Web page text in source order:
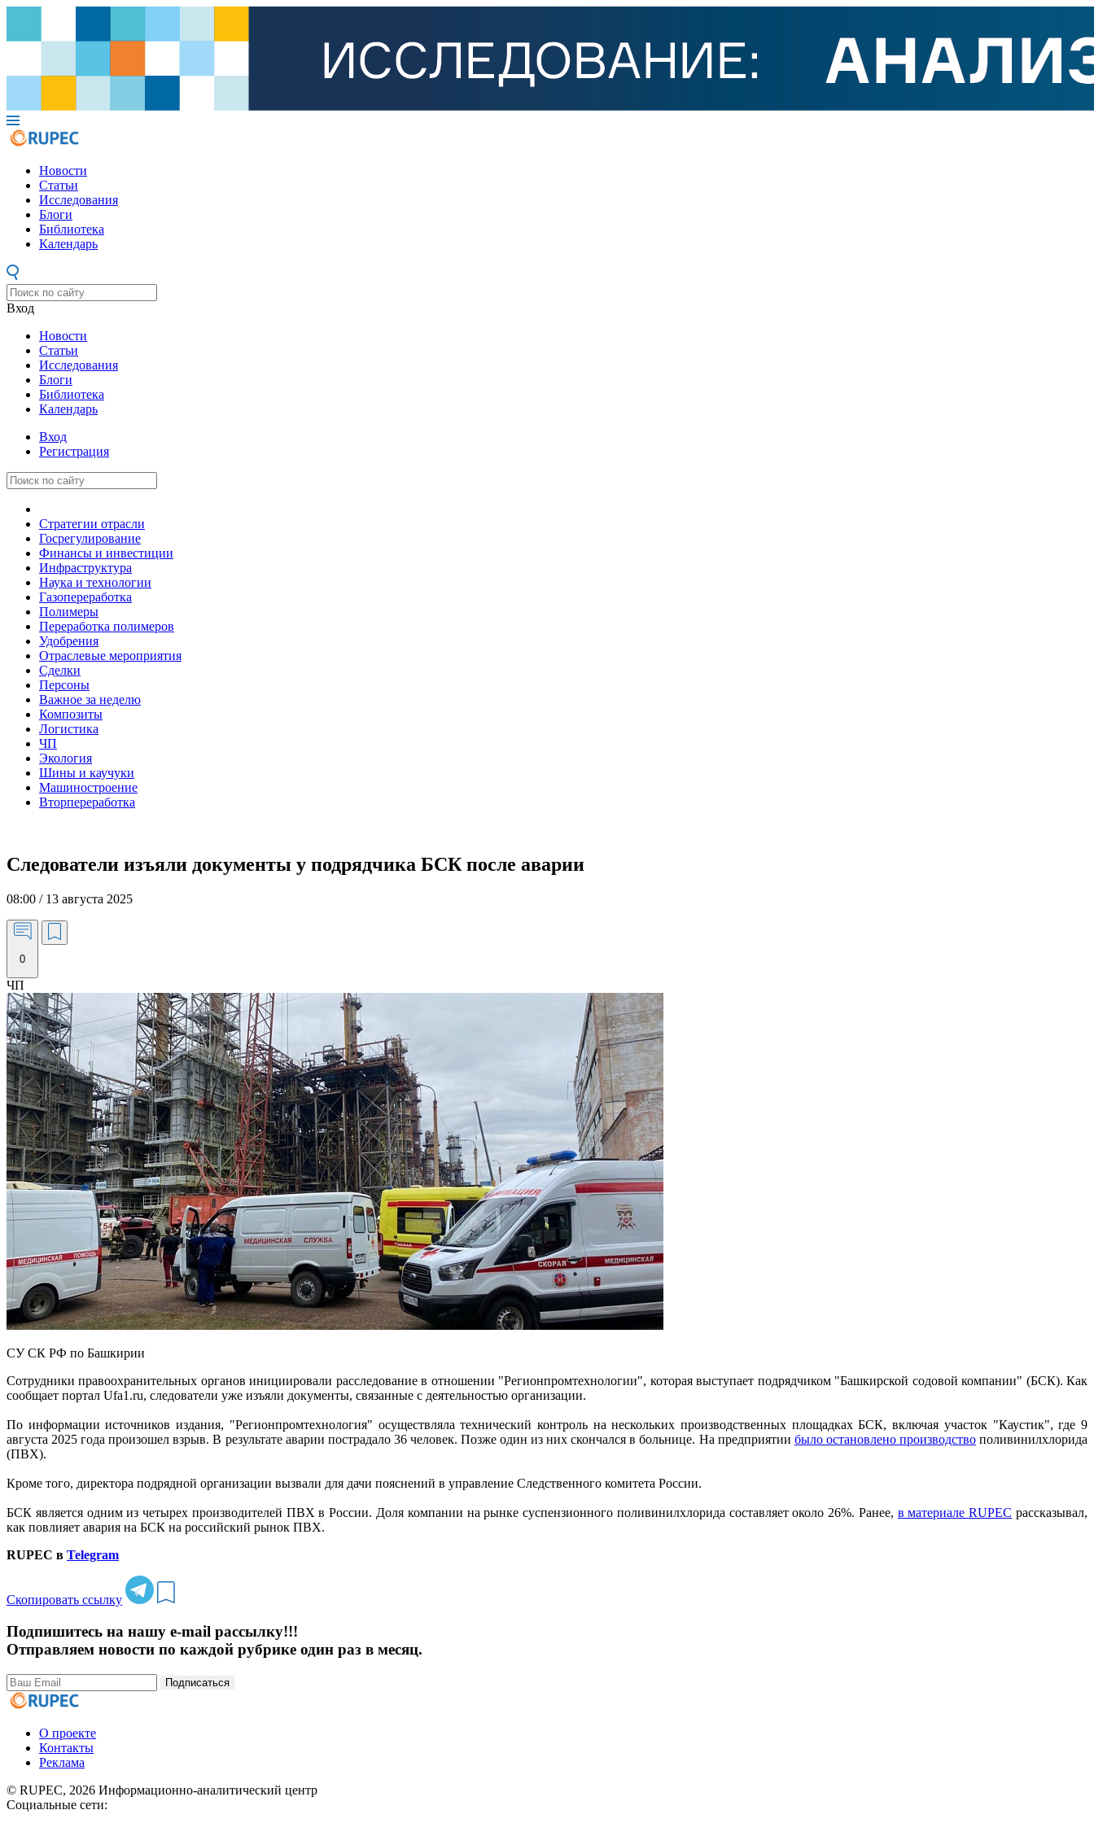
Новости
Статьи
Исследования
Блоги
Библиотека
Календарь
Вход
Новости
Статьи
Исследования
Блоги
Библиотека
Календарь
Вход
Регистрация
Стратегии отрасли
Госрегулирование
Финансы и инвестиции
Инфраструктура
Наука и технологии
Газопереработка
Полимеры
Переработка полимеров
Удобрения
Отраслевые мероприятия
Сделки
Персоны
Важное за неделю
Композиты
Логистика
ЧП
Экология
Шины и каучуки
Машиностроение
Вторпереработка
Следователи изъяли документы у подрядчика БСК после аварии
08:00 / 13 августа 2025
0
СУ СК РФ по Башкирии
Сотрудники правоохранительных органов инициировали расследование в отношении "Регионпромтехнологии", которая выступает подрядчиком "Башкирской содовой компании" (БСК). Как
сообщает портал Ufa1.ru, следователи уже изъяли документы, связанные с деятельностью организации.
По информации источников издания, "Регионпромтехнология" осуществляла технический контроль на нескольких производственных площадках БСК, включая участок "Каустик", где 9
августа 2025 года произошел взрыв. В результате аварии пострадало 36 человек. Позже один из них скончался в больнице. На предприятии было остановлено производствополивинилхлорида
(ПВХ).
Кроме того, директора подрядной организации вызвали для дачи пояснений в управление Следственного комитета России.
БСК является одним из четырех производителей ПВХ в России. Доля компании на рынке суспензионного поливинилхлорида составляет около 26%. Ранее, в материале RUPEC рассказывал,
как повлияет авария на БСК на российский рынок ПВХ.
RUPEC в Telegram
Скопировать ссылку
Подпишитесь на нашу e-mail рассылку!!!
Отправляем новости по каждой рубрике один раз в месяц.
Подписаться
О проекте
Контакты
Реклама
© RUPEC, 2026 Информационно-аналитический центр
Социальные сети: